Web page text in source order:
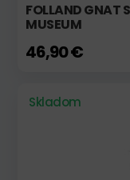
FOLLAND GNAT
MUSEUM
46,90 €
Skladom